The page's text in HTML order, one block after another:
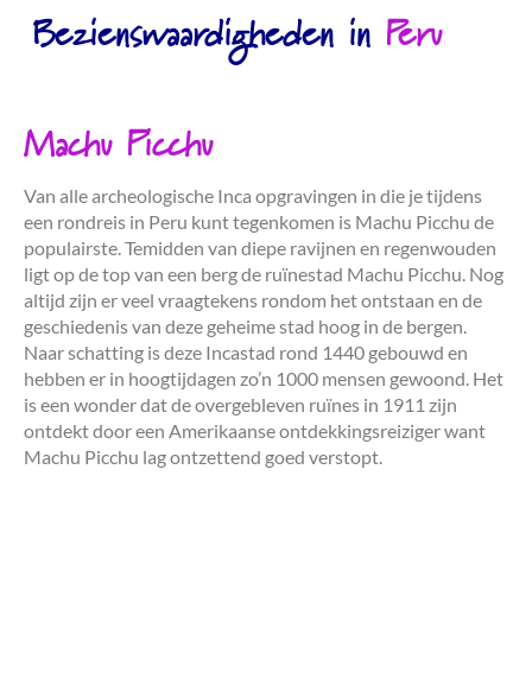
Bezienswaardigheden in Peru
Machu Picchu
Van alle archeologische Inca opgravingen in die je tijdens
een rondreis in Peru kunt tegenkomen is Machu Picchu de
populairste. Temidden van diepe ravijnen en regenwouden
ligt op de top van een berg de ruïnestad Machu Picchu. Nog
altijd zijn er veel vraagtekens rondom het ontstaan en de
geschiedenis van deze geheime stad hoog in de bergen.
Naar schatting is deze Incastad rond 1440 gebouwd en
hebben er in hoogtijdagen zo’n 1000 mensen gewoond. Het
is een wonder dat de overgebleven ruïnes in 1911 zijn
ontdekt door een Amerikaanse ontdekkingsreiziger want
Machu Picchu lag ontzettend goed verstopt.